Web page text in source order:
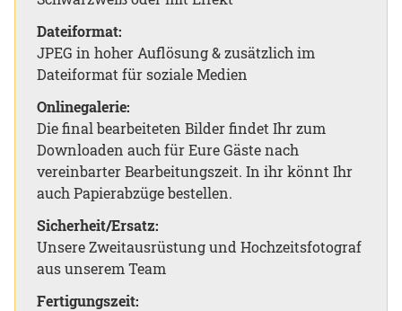
Dateiformat:
JPEG in hoher Auflösung & zusätzlich im
Dateiformat für soziale Medien
Onlinegalerie:
Die final bearbeiteten Bilder findet Ihr zum
Downloaden auch für Eure Gäste nach
vereinbarter Bearbeitungszeit. In ihr könnt Ihr
auch Papierabzüge bestellen.
Sicherheit/Ersatz:
Unsere Zweitausrüstung und Hochzeitsfotograf
aus unserem Team
Fertigungszeit: